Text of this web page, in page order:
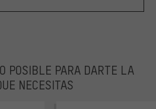
POSIBLE PARA DARTE LA
NECESITAS